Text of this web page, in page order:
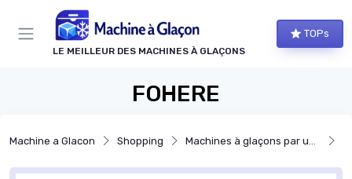
LE MEILLEUR DES MACHINES À GLAÇONS
TOPs
FOHERE
Machine a Glacon Shopping Machines à glaçons par usage
Panneau de gestion des cookies